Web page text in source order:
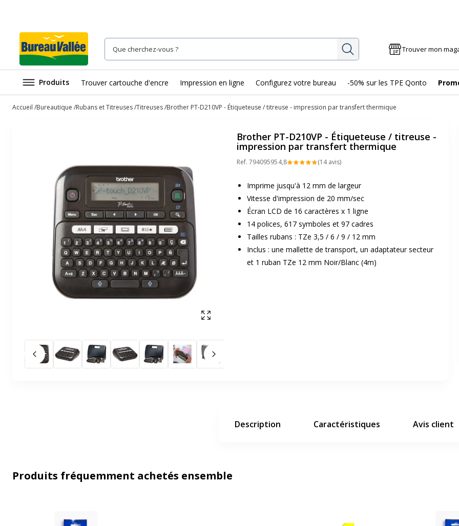
Rechercher Trouver mon
Produits Trouver cartouche d'encre Impression en ligne Configurez votre bureau -50% sur les TPE Qonto
Accueil Bureautique Rubans et Titreuses Titreuses Brother PT-D210VP - Étiqueteuse / titreuse - impression par transfert thermique
Afficher en plein écran
Slide précédent Slide suivant
Brother PT-D210VP - Étiqueteuse / titreuse -
impression par transfert thermique
Ref. 794095954,8 (14 avis)
Imprime jusqu'à 12 mm de largeur
Vitesse d'impression de 20 mm/sec
Écran LCD de 16 caractères x 1 ligne
14 polices, 617 symboles et 97 cadres
Tailles rubans : TZe 3,5 / 6 / 9 / 12 mm
Inclus : une mallette de transport, un adaptateur secteur
et 1 ruban TZe 12 mm Noir/Blanc (4m)
Description Caractéristiques Avis client
Produits fréquemment achetés ensemble